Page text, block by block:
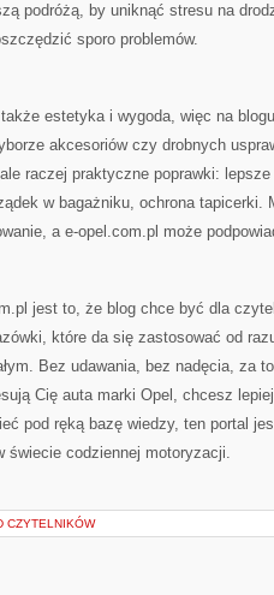
podróżą, by uniknąć stresu na
sporo problemów.
estetyka i wygoda, więc na
akcesoriów czy drobnych
raczej praktyczne poprawki:
w bagażniku, ochrona tapicerki.
a e-opel.com.pl może
jest to, że blog chce być dla
które da się zastosować od
Bez udawania, bez nadęcia, za
Cię auta marki Opel, chcesz
pod ręką bazę wiedzy, ten portal
świecie codziennej motoryzacji.
CZYTELNIKÓW